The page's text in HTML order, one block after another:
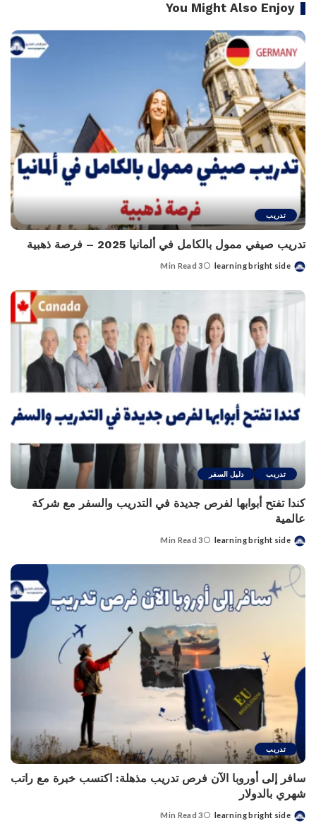
You Might Also Enjoy
تدريب
تدريب صيفي ممول بالكامل في ألمانيا 2025 – فرصة ذهبية
Posted
learning bright side
3 Min Read
تدريب دليل السفر
كندا تفتح أبوابها لفرص جديدة في التدريب والسفر مع شركة
عالمية
Posted
learning bright side
3 Min Read
تدريب
سافر إلى أوروبا الآن فرص تدريب مذهلة: اكتسب خبرة مع راتب
شهري بالدولار
Posted
learning bright side
3 Min Read